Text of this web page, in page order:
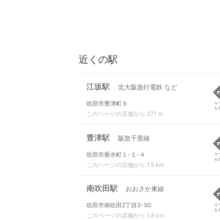
近くの駅
江坂駅 北大阪急行電鉄 など
吹田市豊津町９
このページの店舗から 271 m
ル
を
豊津駅 阪急千里線
吹田市垂水町１-１-４
このページの店舗から 1.5 km
ル
を
南吹田駅 おおさか東線
吹田市南吹田2丁目3-50
このページの店舗から 1.8 km
ル
を